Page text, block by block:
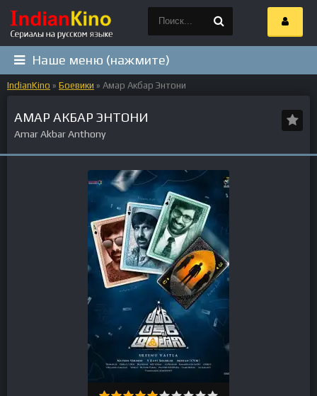
Наше меню (нажмите)
IndianKino » Боевики » Амар Акбар Энтони
АМАР АКБАР ЭНТОНИ
Amar Akbar Anthony